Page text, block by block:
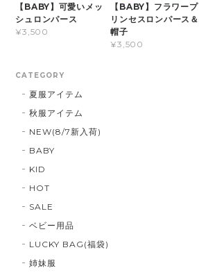
【BABY】可愛いメッ
シュロンパース
¥3,500
【BABY】フラワープ
リンセスロンパース＆
帽子
¥3,500
CATEGORY
夏服アイテム
秋服アイテム
NEW(8/7新入荷)
BABY
KID
HOT
SALE
ベビー用品
LUCKY BAG(福袋)
姉妹服